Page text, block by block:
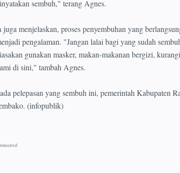
sembuh," terang Agnes.
juga menjelaskan, proses penyembuhan yang
pengalaman. "Jangan lalai bagi yang sudah
gunakan masker, makan-makanan bergizi,
di sini," tambah Agnes.
pelepasan yang sembuh ini, pemerintah Kabupaten
(infopublik)